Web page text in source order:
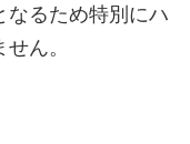
なるため特別にハ
ん。